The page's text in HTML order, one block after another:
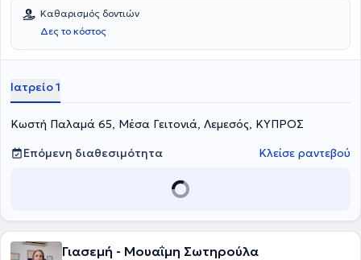
Αθηνών. Έχει εγαστεί ως Οδοντίατρος στο Οδοντιατρείο Φρουράς
Αθηνών στο 401 Γενικό Στρατιωτικό Νοσοκομείο Αθηνών, ενώ
παράλληλα εργαζόταν σε ιδιωτικό οδοντιατρείο στην Αθήνα.
Αναλαμβάνει πληθώρα περιστατικών στο ιατρείο της τόσο
του Οδοντιατρικού Συλλόγου Αμμοχώστου και μιλάει αγγλικά.
Καθαρισμός δοντιών
Δες το κόστος
Ιατρείο 1
Κωστή Παλαμά 65, Μέσα Γειτονιά, Λεμεσός, ΚΥΠΡΟΣ
Επόμενη διαθεσιμότητα
Κλείσε ραντεβού
Γιασεμή - Μουαΐμη Σωτηρούλα